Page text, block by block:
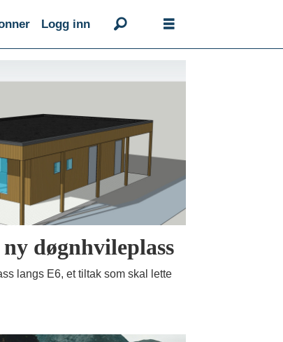
Logg inn
døgnhvileplass
langs E6, et tiltak som skal lette